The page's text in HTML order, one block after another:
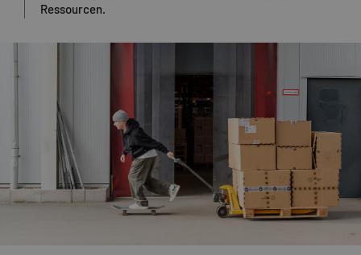
Ressourcen.